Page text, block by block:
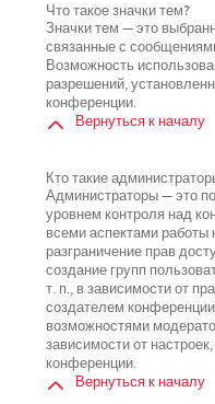
Что такое значки тем?
Значки тем — это
связанные с
Возможность
разрешений,
конференции.
Вернуться к началу
Кто такие
Администраторы — это
уровнем контроля над
всеми аспектами
разграничение прав
создание групп
т. п., в зависимости от
создателем
возможностями
зависимости от
конференции.
Вернуться к началу